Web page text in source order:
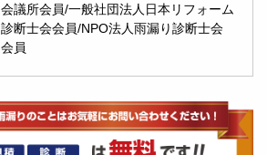
会議所会員/一般社団法人日本リフォーム
診断士会会員/NPO法人雨漏り診断士会
会員